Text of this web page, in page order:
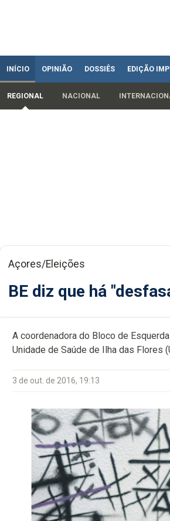
INÍCIO OPINIÃO DOSSIÊS EDIÇÃO
REGIONAL NACIONAL
Açores/Eleições
BE diz que há
A coordenadora do Bloco de
Unidade de Saúde de Ilha das Flores
3 de out. de 2016, 19:13